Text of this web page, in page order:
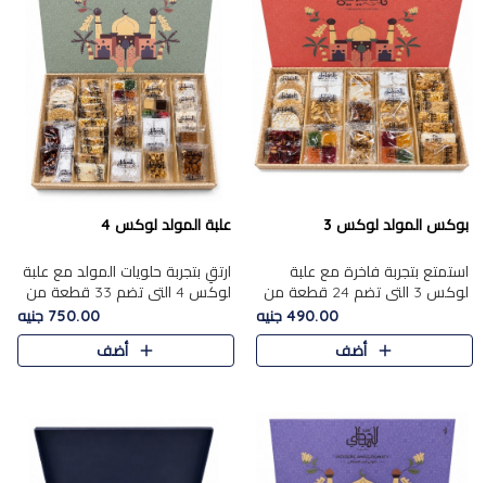
بوكس المولد لوكس 3
استمتع بتجربة فاخرة مع علبة
لوكس 3 التي تضم 24 قطعة من
أشهر حلويات المولد الشرقية
المختارة بعناية. تحتوي التشكيلة
على الجزرية بالفول، والملب..
490.00 جنيه
أضف
علبة المولد لوكس 4
ارتقِ بتجربة حلويات المولد مع علبة
لوكس 4 التي تضم 33 قطعة من
تشكيلة فاخرة ومتنوعة من أشهر
الأصناف الشرقية. تحتوي العلبة على
الجزرية بالفول،..
750.00 جنيه
أضف